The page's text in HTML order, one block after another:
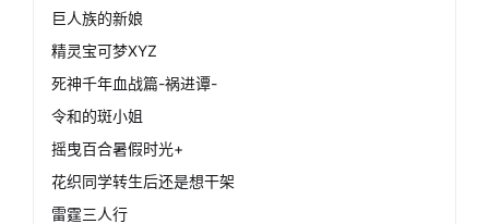
巨人族的新娘
精灵宝可梦XYZ
死神千年血战篇-祸进谭-
令和的斑小姐
摇曳百合暑假时光+
花织同学转生后还是想干架
雷霆三人行